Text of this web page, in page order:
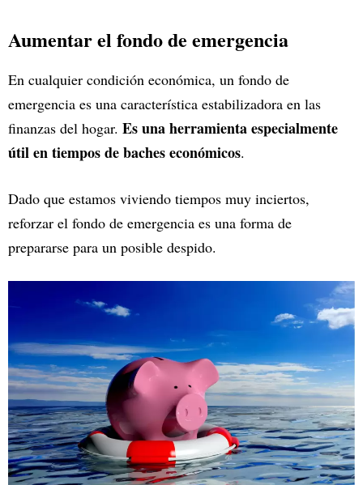
Aumentar el fondo de emergencia
En cualquier condición económica, un fondo de
emergencia es una característica estabilizadora en las
finanzas del hogar. Es una herramienta especialmente
útil en tiempos de baches económicos.
Dado que estamos viviendo tiempos muy inciertos,
reforzar el fondo de emergencia es una forma de
prepararse para un posible despido.